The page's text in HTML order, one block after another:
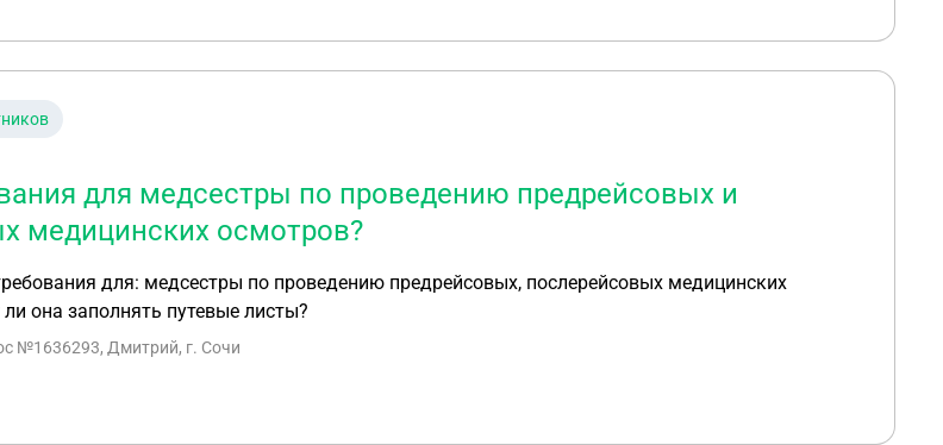
для медсестры по проведению предрейсовых и
медицинских осмотров?
для: медсестры по проведению предрейсовых, послерейсовых медицинских
она заполнять путевые листы?
№1636293, Дмитрий, г. Сочи